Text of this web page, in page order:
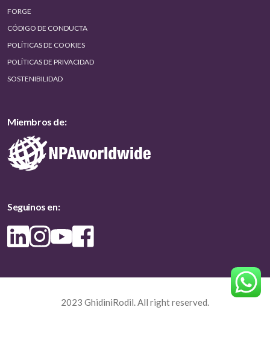
FORGE
CÓDIGO DE CONDUCTA
POLÍTICAS DE COOKIES
POLÍTICAS DE PRIVACIDAD
SOSTENIBILIDAD
Miembros de:
Seguinos en:
2023 GhidiniRodil. All right reserved.